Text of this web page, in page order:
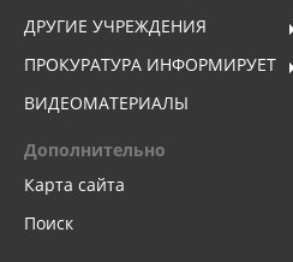
ДРУГИЕ УЧРЕЖДЕНИЯ
ПРОКУРАТУРА ИНФОРМИРУЕТ
ВИДЕОМАТЕРИАЛЫ
Дополнительно
Карта сайта
Поиск
Главная ...
Противодействие
Сведения о доходах, ра...